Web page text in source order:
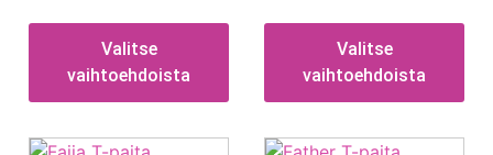
Valitse
vaihtoehdoista
Valitse
vaihtoehdoista